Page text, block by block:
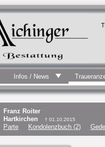
Infos / News
Franz Roiter
Hartkirchen
† 01.10.2015
Parte Kondolenzbuch (2)